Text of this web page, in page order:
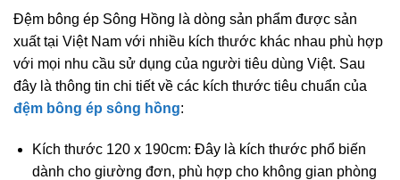
Đệm bông ép Sông Hồng là dòng sản phẩm được sản
xuất tại Việt Nam với nhiều kích thước khác nhau phù hợp
với mọi nhu cầu sử dụng của người tiêu dùng Việt. Sau
đây là thông tin chi tiết về các kích thước tiêu chuẩn của
đệm bông ép sông hồng:
Kích thước 120 x 190cm: Đây là kích thước phổ biến
dành cho giường đơn, phù hợp cho không gian phòng